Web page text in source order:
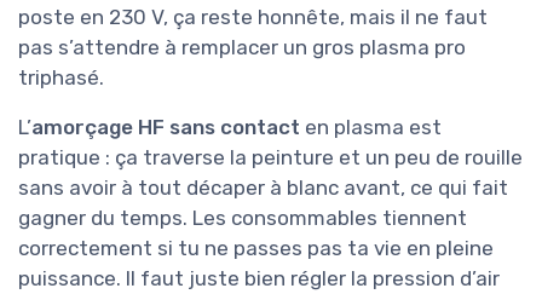
poste en 230 V, ça reste honnête, mais il ne faut
pas s’attendre à remplacer un gros plasma pro
triphasé.
L’amorçage HF sans contact en plasma est
pratique : ça traverse la peinture et un peu de rouille
sans avoir à tout décaper à blanc avant, ce qui fait
gagner du temps. Les consommables tiennent
correctement si tu ne passes pas ta vie en pleine
puissance. Il faut juste bien régler la pression d’air